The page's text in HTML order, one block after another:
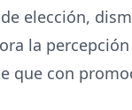
elección,
la
que con